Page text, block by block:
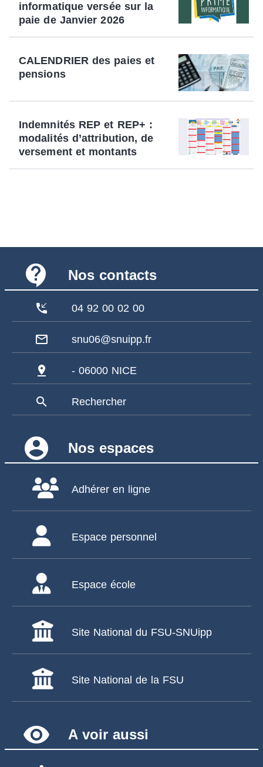
informatique versée sur la
paie de Janvier 2026
CALENDRIER des paies et
pensions
Indemnités REP et REP+ :
modalités d’attribution, de
versement et montants
contact_support Nos contacts
phone_callback 04 92 00 02 00
mail_outline snu06@snuipp.fr
pin_drop - 06000 NICE
search Rechercher
account_circle Nos espaces
Adhérer en ligne
Espace personnel
Espace école
Site National du FSU-SNUipp
Site National de la FSU
remove_red_eye A voir aussi